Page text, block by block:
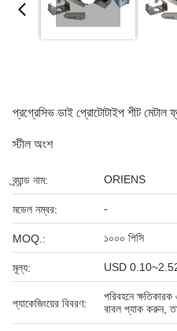
প্রগ্রেসিভ ডাই প্রোটোটাইপ শীট মেটাল
স্টীল অংশ
ব্র্যান্ড নাম: ORIENS
মডেল নম্বর: -
MOQ.: ১০০০ পিসি
মূল্য: USD
প্যাকেজিংয়ের বিবরণ:
পরিবহনে ক্ষতিকারক
বাবল প্যাক করুন,